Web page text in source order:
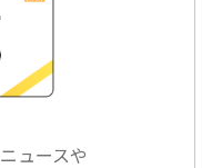
ュースや